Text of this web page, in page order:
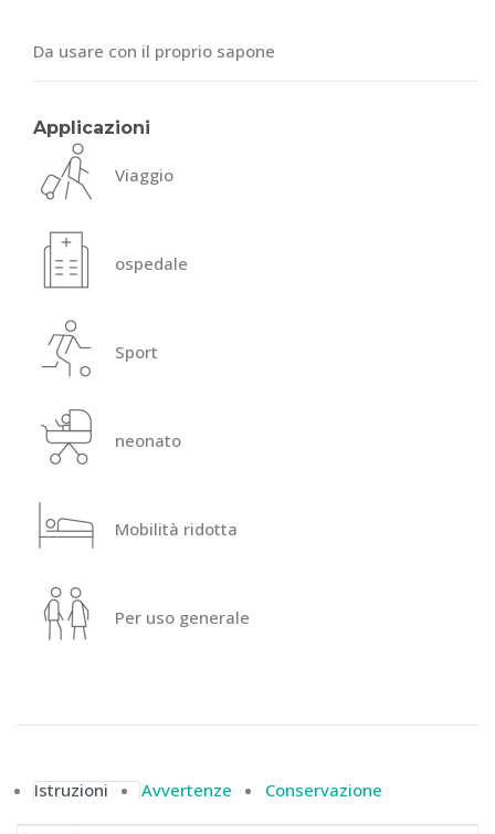
Da usare con il proprio sapone
Applicazioni
Viaggio
ospedale
Sport
neonato
Mobilità ridotta
Per uso generale
Istruzioni Avvertenze Conservazione